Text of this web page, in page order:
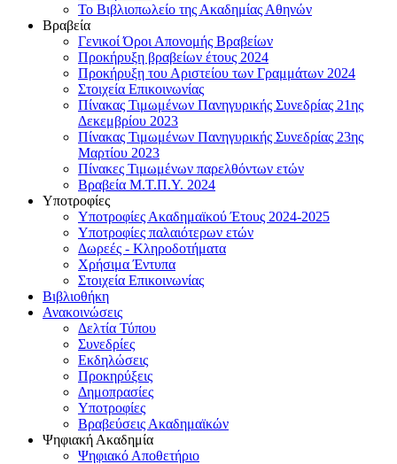
Το Βιβλιοπωλείο της Ακαδημίας Αθηνών
Βραβεία
Γενικοί Όροι Απονομής Βραβείων
Προκήρυξη βραβείων έτους 2024
Προκήρυξη του Αριστείου των Γραμμάτων 2024
Στοιχεία Επικοινωνίας
Πίνακας Τιμωμένων Πανηγυρικής Συνεδρίας 21ης
Δεκεμβρίου 2023
Πίνακας Τιμωμένων Πανηγυρικής Συνεδρίας 23ης
Μαρτίου 2023
Πίνακες Τιμωμένων παρελθόντων ετών
Βραβεία Μ.Τ.Π.Υ. 2024
Υποτροφίες
Υποτροφίες Ακαδημαϊκού Έτους 2024-2025
Υποτροφίες παλαιότερων ετών
Δωρεές - Κληροδοτήματα
Χρήσιμα Έντυπα
Στοιχεία Επικοινωνίας
Βιβλιοθήκη
Ανακοινώσεις
Δελτία Τύπου
Συνεδρίες
Εκδηλώσεις
Προκηρύξεις
Δημοπρασίες
Υποτροφίες
Βραβεύσεις Ακαδημαϊκών
Ψηφιακή Ακαδημία
Ψηφιακό Αποθετήριο